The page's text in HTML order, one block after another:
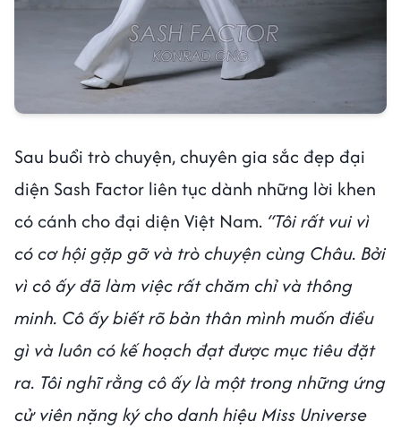
Sau buổi trò chuyện, chuyên gia sắc đẹp đại
diện Sash Factor liên tục dành những lời khen
có cánh cho đại diện Việt Nam. “Tôi rất vui vì
có cơ hội gặp gỡ và trò chuyện cùng Châu. Bởi
vì cô ấy đã làm việc rất chăm chỉ và thông
minh. Cô ấy biết rõ bản thân mình muốn điều
gì và luôn có kế hoạch đạt được mục tiêu đặt
ra. Tôi nghĩ rằng cô ấy là một trong những ứng
cử viên nặng ký cho danh hiệu Miss Universe